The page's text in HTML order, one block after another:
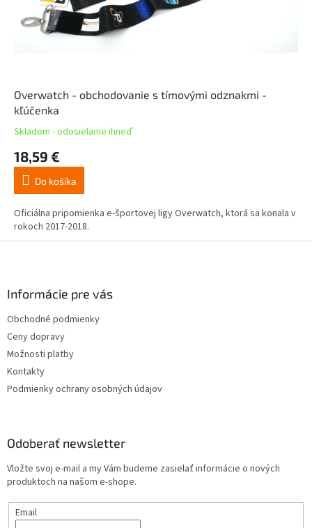
Overwatch - obchodovanie s tímovými odznakmi -
kľúčenka
Skladom - odosielame ihneď
18,59 €
Do košíka
Oficiálna pripomienka e-športovej ligy Overwatch, ktorá sa konala v
rokoch 2017-2018.
Informácie pre vás
Obchodné podmienky
Ceny dopravy
Možnosti platby
Kontakty
Podmienky ochrany osobných údajov
Odoberať newsletter
Vložte svoj e-mail a my Vám budeme zasielať informácie o nových
produktoch na našom e-shope.
Email